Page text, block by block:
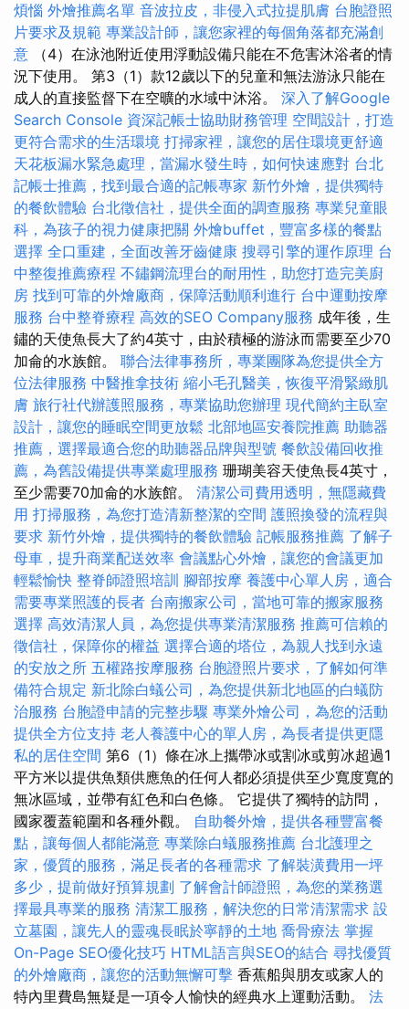
煩惱 外燴推薦名單 音波拉皮，非侵入式拉提肌膚 台胞證照
片要求及規範 專業設計師，讓您家裡的每個角落都充滿創
意 （4）在泳池附近使用浮動設備只能在不危害沐浴者的情
況下使用。 第3（1）款12歲以下的兒童和無法游泳只能在
成人的直接監督下在空曠的水域中沐浴。 深入了解Google
Search Console 資深記帳士協助財務管理 空間設計，打造
更符合需求的生活環境 打掃家裡，讓您的居住環境更舒適
天花板漏水緊急處理，當漏水發生時，如何快速應對 台北
記帳士推薦，找到最合適的記帳專家 新竹外燴，提供獨特
的餐飲體驗 台北徵信社，提供全面的調查服務 專業兒童眼
科，為孩子的視力健康把關 外燴buffet，豐富多樣的餐點
選擇 全口重建，全面改善牙齒健康 搜尋引擎的運作原理 台
中整復推薦療程 不鏽鋼流理台的耐用性，助您打造完美廚
房 找到可靠的外燴廠商，保障活動順利進行 台中運動按摩
服務 台中整脊療程 高效的SEO Company服務 成年後，生
鏽的天使魚長大了約4英寸，由於積極的游泳而需要至少70
加侖的水族館。 聯合法律事務所，專業團隊為您提供全方
位法律服務 中醫推拿技術 縮小毛孔醫美，恢復平滑緊緻肌
膚 旅行社代辦護照服務，專業協助您辦理 現代簡約主臥室
設計，讓您的睡眠空間更放鬆 北部地區安養院推薦 助聽器
推薦，選擇最適合您的助聽器品牌與型號 餐飲設備回收推
薦，為舊設備提供專業處理服務 珊瑚美容天使魚長4英寸，
至少需要70加侖的水族館。 清潔公司費用透明，無隱藏費
用 打掃服務，為您打造清新整潔的空間 護照換發的流程與
要求 新竹外燴，提供獨特的餐飲體驗 記帳服務推薦 了解子
母車，提升商業配送效率 會議點心外燴，讓您的會議更加
輕鬆愉快 整脊師證照培訓 腳部按摩 養護中心單人房，適合
需要專業照護的長者 台南搬家公司，當地可靠的搬家服務
選擇 高效清潔人員，為您提供專業清潔服務 推薦可信賴的
徵信社，保障你的權益 選擇合適的塔位，為親人找到永遠
的安放之所 五權路按摩服務 台胞證照片要求，了解如何準
備符合規定 新北除白蟻公司，為您提供新北地區的白蟻防
治服務 台胞證申請的完整步驟 專業外燴公司，為您的活動
提供全方位支持 老人養護中心的單人房，為長者提供更隱
私的居住空間 第6（1）條在冰上攜帶冰或割冰或剪冰超過1
平方米以提供魚類供應魚的任何人都必須提供至少寬度寬的
無冰區域，並帶有紅色和白色條。 它提供了獨特的訪問，
國家覆蓋範圍和各種外觀。 自助餐外燴，提供各種豐富餐
點，讓每個人都能滿意 專業除白蟻服務推薦 台北護理之
家，優質的服務，滿足長者的各種需求 了解裝潢費用一坪
多少，提前做好預算規劃 了解會計師證照，為您的業務選
擇最具專業的服務 清潔工服務，解決您的日常清潔需求 設
立墓園，讓先人的靈魂長眠於寧靜的土地 喬骨療法 掌握
On-Page SEO優化技巧 HTML語言與SEO的結合 尋找優質
的外燴廠商，讓您的活動無懈可擊 香蕉船與朋友或家人的
特內里費島無疑是一項令人愉快的經典水上運動活動。 法